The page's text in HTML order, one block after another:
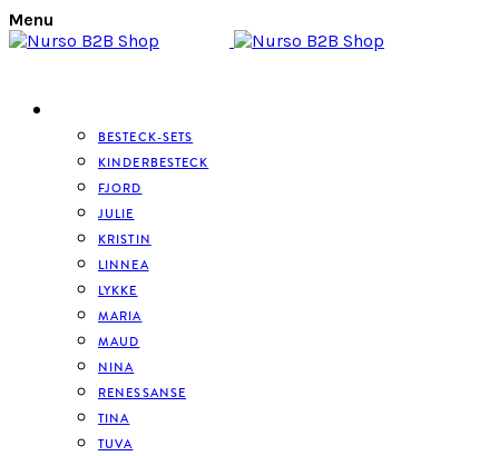
Menu
BESTECK-SETS
KINDERBESTECK
FJORD
JULIE
KRISTIN
LINNEA
LYKKE
MARIA
MAUD
NINA
RENESSANSE
TINA
TUVA